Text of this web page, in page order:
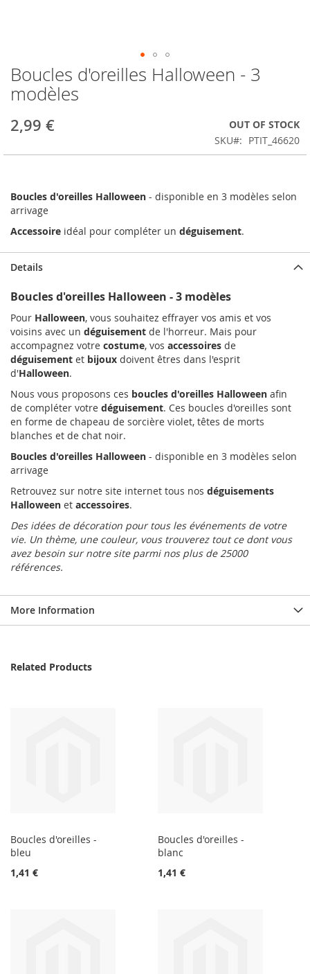
Skip
to
the
of
images
Boucles d'oreilles Halloween - 3
modèles
2,99 €
OUT OF STOCK
SKU
PTIT_46620
Boucles d'oreilles Halloween - disponible en 3 modèles selon
arrivage
Accessoire idéal pour compléter un déguisement.
Details
Boucles d'oreilles Halloween - 3 modèles
Pour Halloween, vous souhaitez effrayer vos amis et vos
voisins avec un déguisement de l'horreur. Mais pour
accompagnez votre costume, vos accessoires de
déguisement et bijoux doivent êtres dans l'esprit
d'Halloween.
Nous vous proposons ces boucles d'oreilles Halloween afin
de compléter votre déguisement. Ces boucles d'oreilles sont
en forme de chapeau de sorcière violet, têtes de morts
blanches et de chat noir.
Boucles d'oreilles Halloween - disponible en 3 modèles selon
arrivage
Retrouvez sur notre site internet tous nos déguisements
Halloween et accessoires.
Des idées de décoration pour tous les événements de votre
vie. Un thème, une couleur, vous trouverez tout ce dont vous
avez besoin sur notre site parmi nos plus de 25000
références.
More Information
Related Products
Boucles d'oreilles -
bleu
1,41 €
Boucles d'oreilles -
blanc
1,41 €